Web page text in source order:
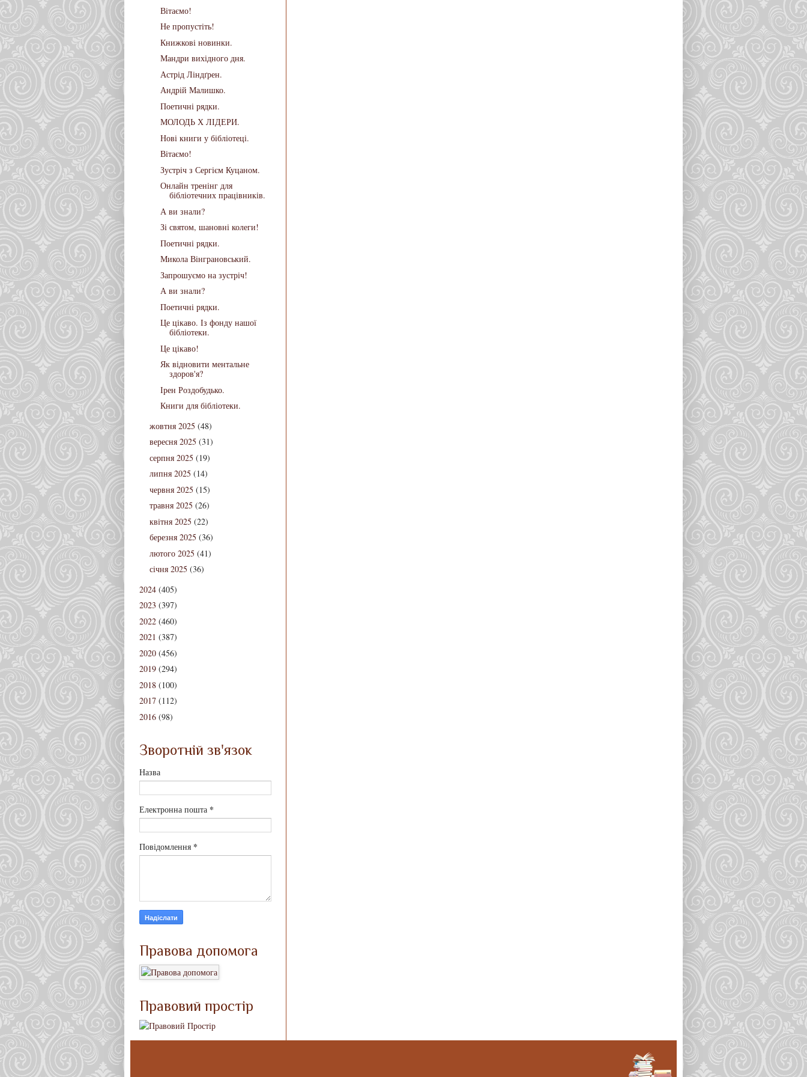
Вітаємо!
Не пропустіть!
Книжкові новинки.
Мандри вихідного дня.
Астрід Ліндґрен.
Андрій Малишко.
Поетичні рядки.
МОЛОДЬ Х ЛІДЕРИ.
Нові книги у бібліотеці.
Вітаємо!
Зустріч з Сергієм Куцаном.
Онлайн тренінг для
бібліотечних працівників.
А ви знали?
Зі святом, шановні колеги!
Поетичні рядки.
Микола Вінграновський.
Запрошуємо на зустріч!
А ви знали?
Поетичні рядки.
Це цікаво. Із фонду нашої
бібліотеки.
Це цікаво!
Як відновити ментальне
здоров'я?
Ірен Роздобудько.
Книги для бібліотеки.
жовтня 2025 (48)
вересня 2025 (31)
серпня 2025 (19)
липня 2025 (14)
червня 2025 (15)
травня 2025 (26)
квітня 2025 (22)
березня 2025 (36)
лютого 2025 (41)
січня 2025 (36)
2024 (405)
2023 (397)
2022 (460)
2021 (387)
2020 (456)
2019 (294)
2018 (100)
2017 (112)
2016 (98)
Зворотній зв'язок
Назва
Електронна пошта *
Повідомлення *
Правова допомога
Правовий простір